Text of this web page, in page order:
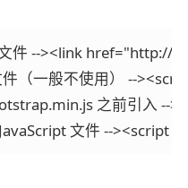
文件 --><link
（一般不使用） --
之前引入
文件 --